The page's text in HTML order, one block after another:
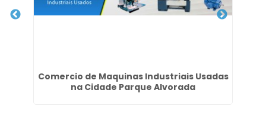
Comercio de Maquinas Industriais Usadas
na Cidade Parque Alvorada